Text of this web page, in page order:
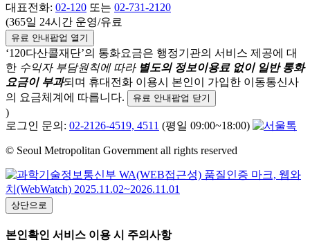
대표전화: 02-120 또는 02-731-2120
(365일 24시간 운영/유료
유료 안내팝업 열기
‘120다산콜재단’의 통화요금은 행정기관의 서비스 제공에 대
한 수익자 부담원칙에 따라 별도의 정보이용료 없이 일반 통화
요금이 부과되며 휴대전화 이용시 본인이 가입한 이동통신사
의 요금체계에 따릅니다.
유료 안내팝업 닫기
)
로그인 문의: 02-2126-4519, 4511 (평일 09:00~18:00)
© Seoul Metropolitan Government all rights reserved
상단으로
본인확인 서비스 이용 시 주의사항